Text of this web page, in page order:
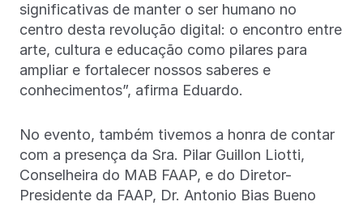
significativas de manter o ser humano no
centro desta revolução digital: o encontro entre
arte, cultura e educação como pilares para
ampliar e fortalecer nossos saberes e
conhecimentos”, afirma Eduardo.
No evento, também tivemos a honra de contar
com a presença da Sra. Pilar Guillon Liotti,
Conselheira do MAB FAAP, e do Diretor-
Presidente da FAAP, Dr. Antonio Bias Bueno